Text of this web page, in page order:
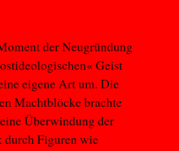
der Neugründung
Geist
eigene Art um. Die
Machtblöcke brachte
Überwindung der
durch Figuren wie